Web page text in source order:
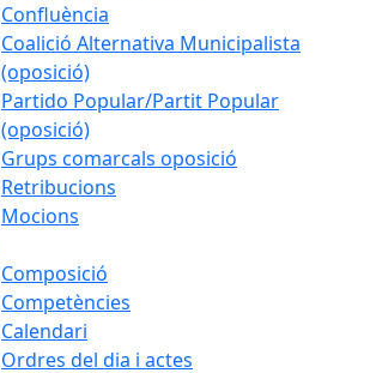
Confluència
Coalició Alternativa Municipalista
(oposició)
Partido Popular/Partit Popular
(oposició)
Grups comarcals oposició
Retribucions
Mocions
Composició
Competències
Calendari
Ordres del dia i actes